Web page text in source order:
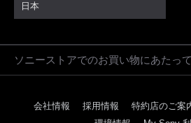
日本
ソニーストアでのお買い物にあたって
会社情報 採用情報 特約店のご案